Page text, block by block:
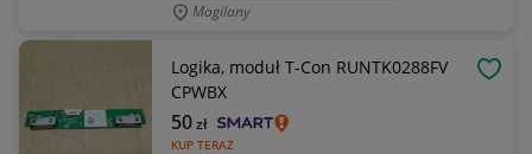
Mogilany
Logika, moduł T-Con RUNTK0288FV
CPWBX
KUP TERAZ
50zł